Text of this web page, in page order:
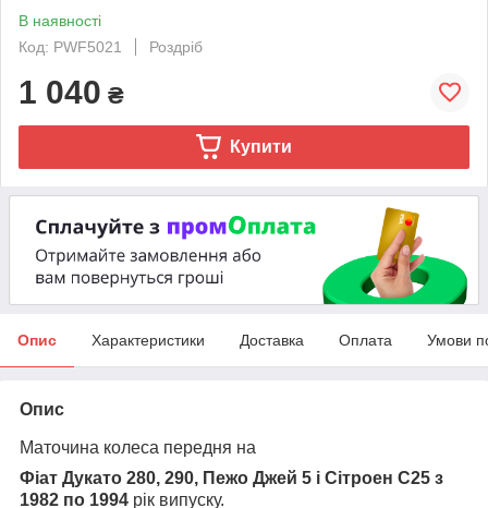
В наявності
Код: PWF5021
Роздріб
1 040 ₴
Купити
Опис Характеристики Доставка Оплата Умови
Опис
Маточина колеса передня на
Фіат Дукато 280, 290, Пежо Джей 5 і Сітроен С25 з
1982 по 1994 рік випуску.